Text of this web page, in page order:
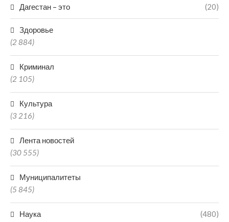
Дагестан – это (20)
Здоровье
(2 884)
Криминал
(2 105)
Культура
(3 216)
Лента новостей
(30 555)
Муниципалитеты
(5 845)
Наука (480)